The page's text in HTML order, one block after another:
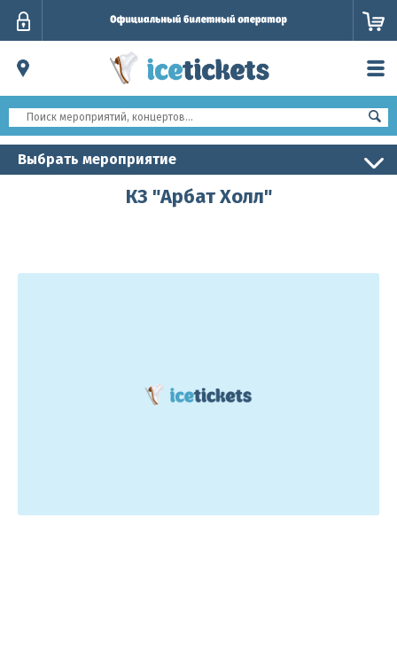
Выбрать мероприятие
КЗ "Арбат Холл"